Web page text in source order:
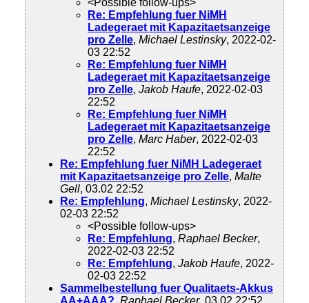
<Possible follow-ups>
Re: Empfehlung fuer NiMH
Ladegeraet mit Kapazitaetsanzeige
pro Zelle, Michael Lestinsky, 2022-02-
03 22:52
Re: Empfehlung fuer NiMH
Ladegeraet mit Kapazitaetsanzeige
pro Zelle, Jakob Haufe, 2022-02-03
22:52
Re: Empfehlung fuer NiMH
Ladegeraet mit Kapazitaetsanzeige
pro Zelle, Marc Haber, 2022-02-03
22:52
Re: Empfehlung fuer NiMH Ladegeraet
mit Kapazitaetsanzeige pro Zelle, Malte
Gell, 03.02 22:52
Re: Empfehlung, Michael Lestinsky, 2022-
02-03 22:52
<Possible follow-ups>
Re: Empfehlung, Raphael Becker,
2022-02-03 22:52
Re: Empfehlung, Jakob Haufe, 2022-
02-03 22:52
Sammelbestellung fuer Qualitaets-Akkus
AA+AAA? Raphael Becker, 03.02 22:52